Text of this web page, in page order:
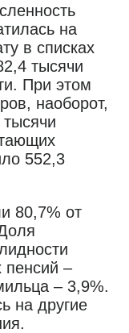
на
в списках
тысячи
При этом
наоборот,
552,3
80,7% от
пенсий –
– 3,9%.
на другие